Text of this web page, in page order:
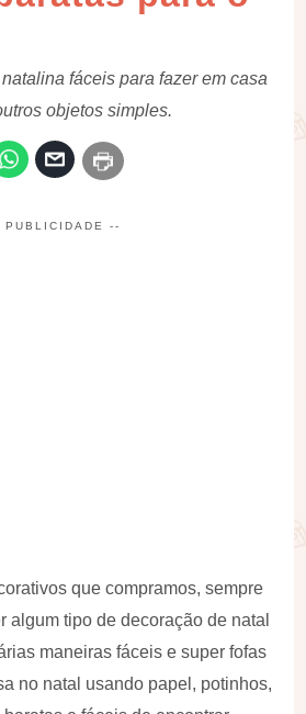
fáceis para fazer em casa
objetos simples.
PUBLICIDADE --
que compramos, sempre
algum tipo de decoração de natal
maneiras fáceis e super fofas
no natal usando papel, potinhos,